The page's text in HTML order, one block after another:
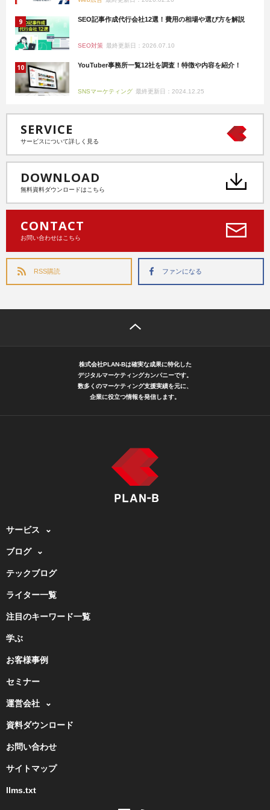
SEO記事作成代行会社12選！費用の相場や選び方を解説
SEO対策 最終更新日：2026.07.10
YouTuber事務所一覧12社を調査！特徴や内容を紹介！
SNSマーケティング 最終更新日：2024.12.25
SERVICE
サービスについて詳しく見る
DOWNLOAD
無料資料ダウンロードはこちら
CONTACT
お問い合わせはこちら
RSS購読 ファンになる
株式会社PLAN-Bは確実な成果に特化した
デジタルマーケティングカンパニーです。
数多くのマーケティング支援実績を元に、
企業に役立つ情報を発信します。
サービス
ブログ
テックブログ
ライター一覧
注目のキーワード一覧
学ぶ
お客様事例
セミナー
運営会社
資料ダウンロード
お問い合わせ
サイトマップ
llms.txt